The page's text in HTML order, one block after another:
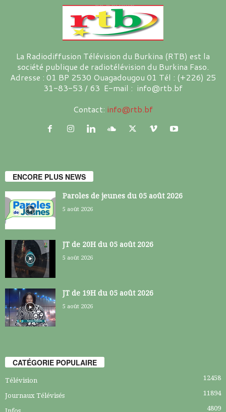
La Radiodiffusion Télévision du Burkina (RTB) est la
société publique de radiotélévision du Burkina Faso.
Adresse : 01 BP 2530 Ouagadougou 01 Tél : (+226) 25
31-83-53 / 63 E-mail : info@rtb.bf
Contact: info@rtb.bf
ENCORE PLUS NEWS
Paroles de jeunes du 05 août 2026
5 août 2026
JT de 20H du 05 août 2026
5 août 2026
JT de 19H du 05 août 2026
5 août 2026
CATÉGORIE POPULAIRE
Télévision 12458
Journaux Télévisés 11894
4809